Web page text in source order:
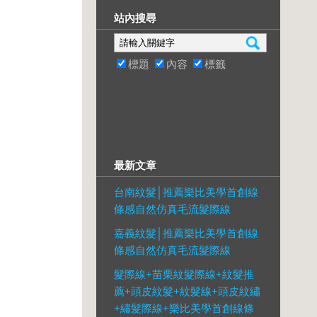
站內搜尋
標題 內容 標籤
最新文章
台南紋髮│推薦樂比美學首創線
條感自然仿真毛流髮際線
嘉義紋髮│推薦樂比美學首創線
條感自然仿真毛流髮際線
髮際線+苗栗紋髮際線+紋髮推
薦+頭皮紋髮+紋髮線+頭皮紋繡
+繡髮際線+樂比美學首創線條